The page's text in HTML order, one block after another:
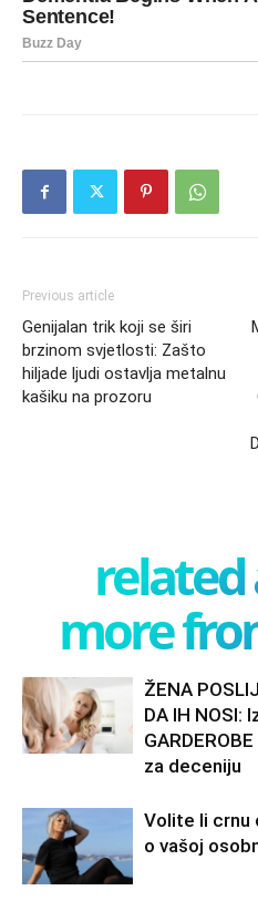
Previous article
Genijalan trik koji se širi
brzinom svjetlosti: Zašto
hiljade ljudi ostavlja metalnu
kašiku na prozoru
related
more
ŽENA
DA IH NOSI:
za deceniju
Volite li crnu
o vašoj